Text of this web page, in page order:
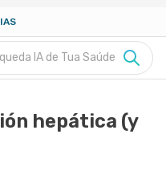
IA de Tua Saúde
hepática (y